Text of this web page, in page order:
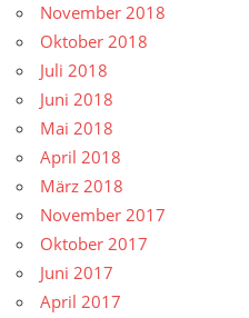
November 2018
Oktober 2018
Juli 2018
Juni 2018
Mai 2018
April 2018
März 2018
November 2017
Oktober 2017
Juni 2017
April 2017